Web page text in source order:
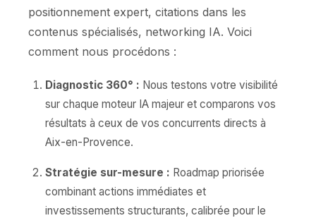
positionnement expert, citations dans les
contenus spécialisés, networking IA. Voici
comment nous procédons :
Diagnostic 360° : Nous testons votre visibilité
sur chaque moteur IA majeur et comparons vos
résultats à ceux de vos concurrents directs à
Aix-en-Provence.
Stratégie sur-mesure : Roadmap priorisée
combinant actions immédiates et
investissements structurants, calibrée pour le